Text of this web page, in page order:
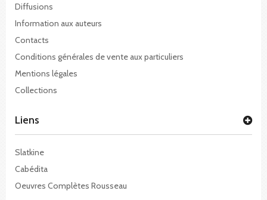
Diffusions
Information aux auteurs
Contacts
Conditions générales de vente aux particuliers
Mentions légales
Collections
Liens
Slatkine
Cabédita
Oeuvres Complètes Rousseau